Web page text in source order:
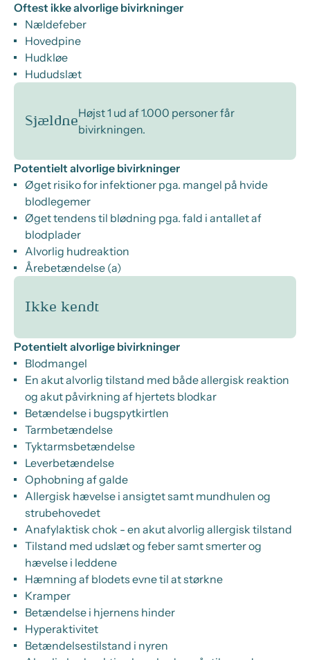
Oftest ikke alvorlige bivirkninger
Nældefeber
Hovedpine
Hudkløe
Hududslæt
Sjældne
Højst 1 ud af 1.000 personer får
bivirkningen.
Potentielt alvorlige bivirkninger
Øget risiko for infektioner pga. mangel på hvide
blodlegemer
Øget tendens til blødning pga. fald i antallet af
blodplader
Alvorlig hudreaktion
Årebetændelse (a)
Ikke kendt
Potentielt alvorlige bivirkninger
Blodmangel
En akut alvorlig tilstand med både allergisk reaktion
og akut påvirkning af hjertets blodkar
Betændelse i bugspytkirtlen
Tarmbetændelse
Tyktarmsbetændelse
Leverbetændelse
Ophobning af galde
Allergisk hævelse i ansigtet samt mundhulen og
strubehovedet
Anafylaktisk chok - en akut alvorlig allergisk tilstand
Tilstand med udslæt og feber samt smerter og
hævelse i leddene
Hæmning af blodets evne til at størkne
Kramper
Betændelse i hjernens hinder
Hyperaktivitet
Betændelsestilstand i nyren